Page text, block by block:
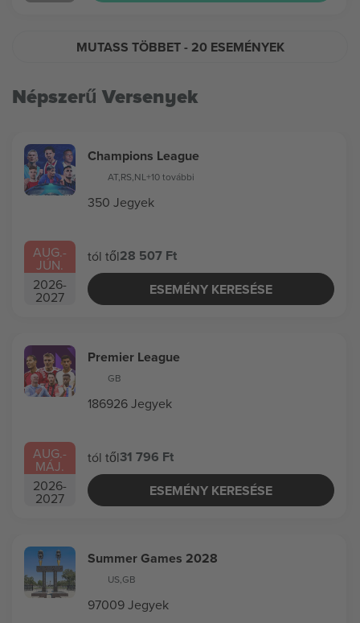
MUTASS TÖBBET- 20 ESEMÉNYEK
Népszerű Versenyek
AUG.-
JÚN.
2026-
2027
Champions League
AT,RS,NL+10 további
350 Jegyek
tól től28 507 Ft
ESEMÉNY KERESÉSE
AUG.-
MÁJ.
2026-
2027
Premier League
GB
186926 Jegyek
tól től31 796 Ft
ESEMÉNY KERESÉSE
Summer Games 2028
US,GB
97009 Jegyek